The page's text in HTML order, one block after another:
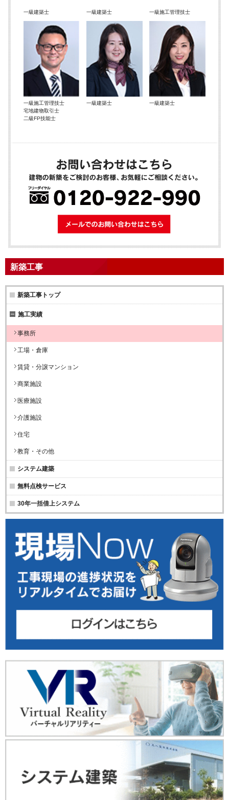
一級建築士 一級建築士 一級施工管理技士
一級施工管理技士
宅地建物取引士
二級FP技能士
一級建築士 一級建築士
メールでのお
新築工事
新築工事トップ
施工実績
事務所
工場・倉庫
賃貸・分譲マンション
商業施設
医療施設
介護施設
住宅
教育・その他
システム建築
無料点検サービス
30年一括借上システム